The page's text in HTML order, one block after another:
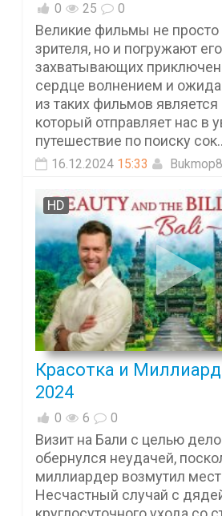
0 25 0
Великие фильмы не просто
зрителя, но и погружают
захватывающих
сердце волнением и
из таких фильмов
который отправляет нас в
путешествие по поиску
16.12.2024 15:33
HD
Красотка и
2024
0 6 0
Визит на Бали с целью
обернулся неудачей,
миллиардер возмутил
Несчастный случай с